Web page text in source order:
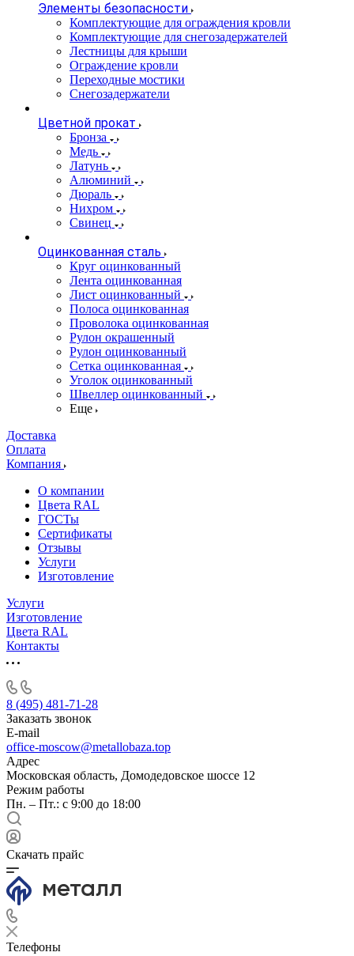
Элементы безопасности
Комплектующие для ограждения кровли
Комплектующие для снегозадержателей
Лестницы для крыши
Ограждение кровли
Переходные мостики
Снегозадержатели
Цветной прокат
Бронза
Медь
Латунь
Алюминий
Дюраль
Нихром
Свинец
Оцинкованная сталь
Круг оцинкованный
Лента оцинкованная
Лист оцинкованный
Полоса оцинкованная
Проволока оцинкованная
Рулон окрашенный
Рулон оцинкованный
Сетка оцинкованная
Уголок оцинкованный
Швеллер оцинкованный
Еще
Доставка
Оплата
Компания
О компании
Цвета RAL
ГОСТы
Сертификаты
Отзывы
Услуги
Изготовление
Услуги
Изготовление
Цвета RAL
Контакты
8 (495) 481-71-28
Заказать звонок
E-mail
office-moscow@metallobaza.top
Адрес
Московская область, Домодедовское шоссе 12
Режим работы
Пн. – Пт.: с 9:00 до 18:00
Скачать прайс
Телефоны